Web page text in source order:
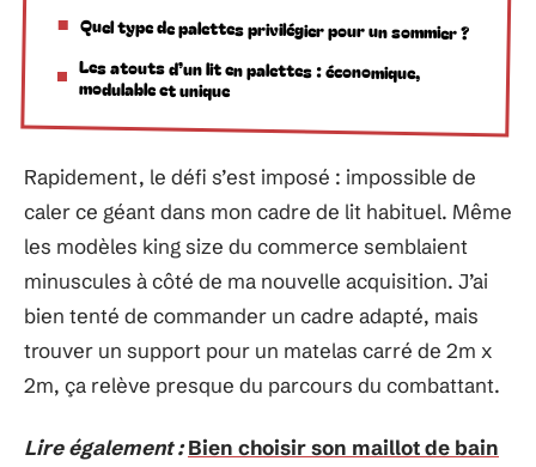
Quel type de palettes privilégier pour un sommier ?
Les atouts d’un lit en palettes : économique,
modulable et unique
Rapidement, le défi s’est imposé : impossible de
caler ce géant dans mon cadre de lit habituel. Même
les modèles king size du commerce semblaient
minuscules à côté de ma nouvelle acquisition. J’ai
bien tenté de commander un cadre adapté, mais
trouver un support pour un matelas carré de 2m x
2m, ça relève presque du parcours du combattant.
Lire également : Bien choisir son maillot de bain